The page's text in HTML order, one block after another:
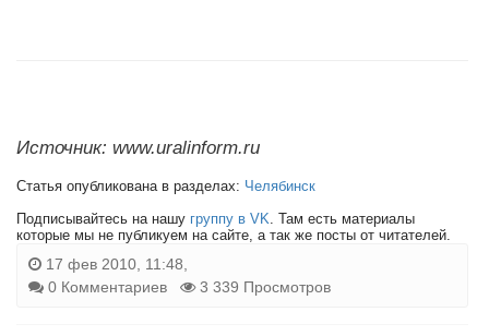
Источник: www.uralinform.ru
Статья опубликована в разделах: Челябинск
Подписывайтесь на нашу группу в VK. Там есть материалы
которые мы не публикуем на сайте, а так же посты от читателей.
17 фев 2010, 11:48,
0 Комментариев
3 339 Просмотров